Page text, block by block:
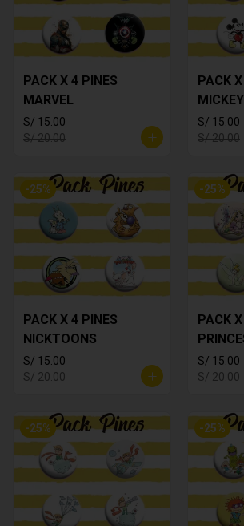
PACK X 4 PINES
MARVEL
S/ 15.00
S/ 20.00
PACK
S/ 15.00
S/ 20.00
-25%
PACK X 4 PINES
NICKTOONS
S/ 15.00
S/ 20.00
-25%
PACK
S/ 15.00
S/ 20.00
-25% -25%